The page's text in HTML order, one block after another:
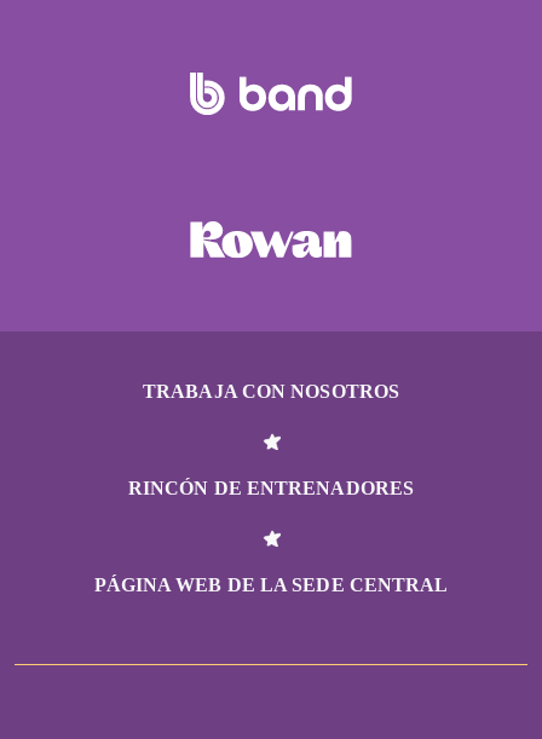
TRABAJA CON NOSOTROS
RINCÓN DE ENTRENADORES
PÁGINA WEB DE LA SEDE CENTRAL